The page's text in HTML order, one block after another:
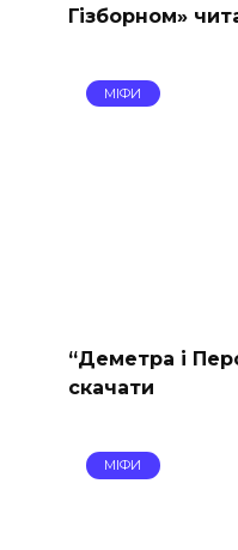
Гізборном»
МІФИ
“Деметра і
скачати
МІФИ